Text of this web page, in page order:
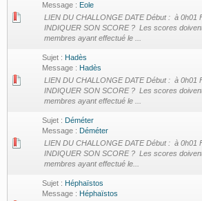
Message : Eole
LIEN DU CHALLONGE DATE Début : à
INDIQUER SON SCORE ? Les scores
membres ayant effectué le ...
Sujet : Hadès
Message : Hadès
LIEN DU CHALLONGE DATE Début : à
INDIQUER SON SCORE ? Les scores
membres ayant effectué le ...
Sujet : Déméter
Message : Déméter
LIEN DU CHALLONGE DATE Début : à
INDIQUER SON SCORE ? Les scores
membres ayant effectué le...
Sujet : Héphaïstos
Message : Héphaïstos